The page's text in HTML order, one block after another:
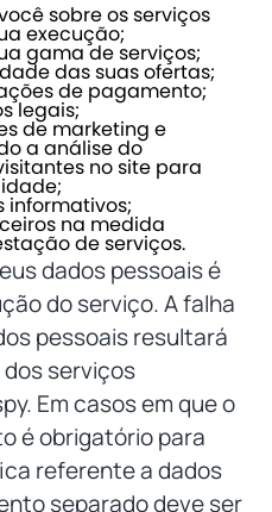
sobre os serviços
execução;
gama de serviços;
das suas ofertas;
de pagamento;
legais;
de marketing e
a análise do
no site para
informativos;
na medida
de serviços.
dados pessoais é
do serviço. A falha
pessoais resultará
serviços
Em casos em que o
é obrigatório para
referente a dados
separado deve ser